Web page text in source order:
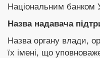
Національним банком
Назва надавача
Назва органу влади,
їх імені, що